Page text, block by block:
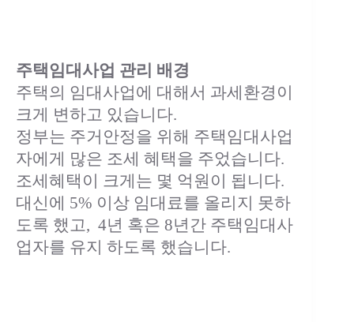
주택임대사업 관리 배경
주택의 임대사업에 대해서 과세환경이
크게 변하고 있습니다.
정부는 주거안정을 위해 주택임대사업
자에게 많은 조세 혜택을 주었습니다.
조세혜택이 크게는 몇 억원이 됩니다.
대신에 5% 이상 임대료를 올리지 못하
도록 했고, 4년 혹은 8년간 주택임대사
업자를 유지 하도록 했습니다.